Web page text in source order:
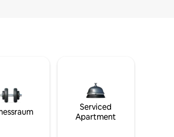
Serviced
Apartment